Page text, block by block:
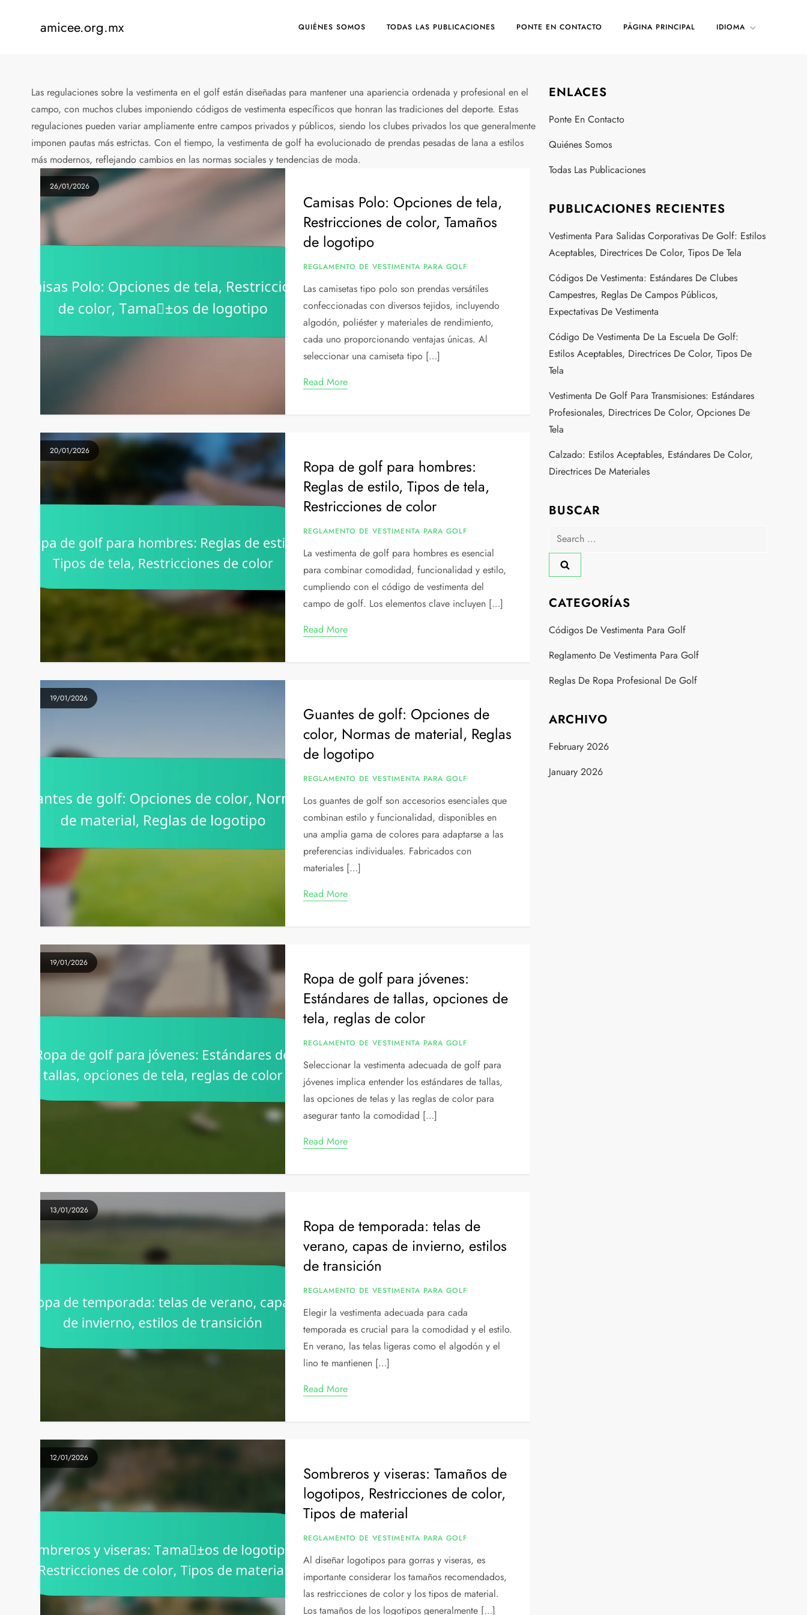
amicee.org.mx QUIÉNES SOMOS TODAS LAS PUBLICACIONES PONTE EN CONTACTO PÁGINA PRINCIPAL IDIOMA
Las regulaciones sobre la vestimenta en el golf están diseñadas para mantener una apariencia ordenada y profesional en el
campo, con muchos clubes imponiendo códigos de vestimenta específicos que honran las tradiciones del deporte. Estas
regulaciones pueden variar ampliamente entre campos privados y públicos, siendo los clubes privados los que generalmente
imponen pautas más estrictas. Con el tiempo, la vestimenta de golf ha evolucionado de prendas pesadas de lana a estilos
más modernos, reflejando cambios en las normas sociales y tendencias de moda.
26/01/2026
Camisas Polo: Opciones de tela,
Restricciones de color, Tamaños
de logotipo
REGLAMENTO DE VESTIMENTA PARA GOLF
Las camisetas tipo polo son prendas versátiles
confeccionadas con diversos tejidos, incluyendo
algodón, poliéster y materiales de rendimiento,
cada uno proporcionando ventajas únicas. Al
seleccionar una camiseta tipo […]
Read More
20/01/2026
Ropa de golf para hombres:
Reglas de estilo, Tipos de tela,
Restricciones de color
REGLAMENTO DE VESTIMENTA PARA GOLF
La vestimenta de golf para hombres es esencial
para combinar comodidad, funcionalidad y estilo,
cumpliendo con el código de vestimenta del
campo de golf. Los elementos clave incluyen […]
Read More
19/01/2026
Guantes de golf: Opciones de
color, Normas de material, Reglas
de logotipo
REGLAMENTO DE VESTIMENTA PARA GOLF
Los guantes de golf son accesorios esenciales que
combinan estilo y funcionalidad, disponibles en
una amplia gama de colores para adaptarse a las
preferencias individuales. Fabricados con
materiales […]
Read More
19/01/2026
Ropa de golf para jóvenes:
Estándares de tallas, opciones de
tela, reglas de color
REGLAMENTO DE VESTIMENTA PARA GOLF
Seleccionar la vestimenta adecuada de golf para
jóvenes implica entender los estándares de tallas,
las opciones de telas y las reglas de color para
asegurar tanto la comodidad […]
Read More
13/01/2026
Ropa de temporada: telas de
verano, capas de invierno, estilos
de transición
REGLAMENTO DE VESTIMENTA PARA GOLF
Elegir la vestimenta adecuada para cada
temporada es crucial para la comodidad y el estilo.
En verano, las telas ligeras como el algodón y el
lino te mantienen […]
Read More
12/01/2026
Sombreros y viseras: Tamaños de
logotipos, Restricciones de color,
Tipos de material
REGLAMENTO DE VESTIMENTA PARA GOLF
Al diseñar logotipos para gorras y viseras, es
importante considerar los tamaños recomendados,
las restricciones de color y los tipos de material.
Los tamaños de los logotipos generalmente […]
ENLACES
Ponte En Contacto
Quiénes Somos
Todas Las Publicaciones
PUBLICACIONES RECIENTES
Vestimenta Para Salidas Corporativas De Golf: Estilos
Aceptables, Directrices De Color, Tipos De Tela
Códigos De Vestimenta: Estándares De Clubes
Campestres, Reglas De Campos Públicos,
Expectativas De Vestimenta
Código De Vestimenta De La Escuela De Golf:
Estilos Aceptables, Directrices De Color, Tipos De
Tela
Vestimenta De Golf Para Transmisiones: Estándares
Profesionales, Directrices De Color, Opciones De
Tela
Calzado: Estilos Aceptables, Estándares De Color,
Directrices De Materiales
BUSCAR
Search
for:
CATEGORÍAS
Códigos De Vestimenta Para Golf
Reglamento De Vestimenta Para Golf
Reglas De Ropa Profesional De Golf
ARCHIVO
February 2026
January 2026